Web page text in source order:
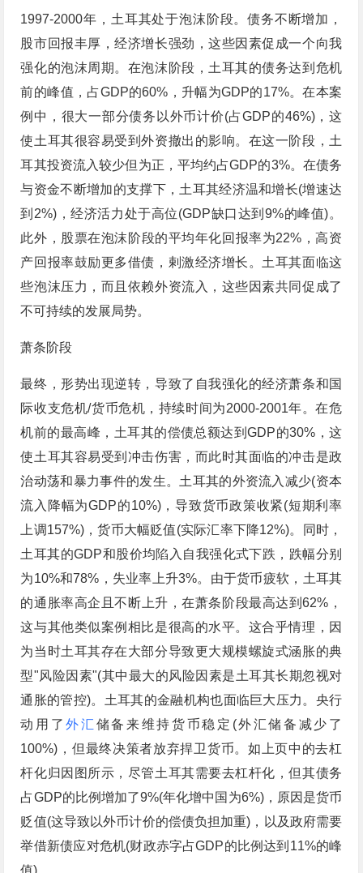
1997-2000年，土耳其处于泡沫阶段。债务不断增加，
股市回报丰厚，经济增长强劲，这些因素促成一个向我
强化的泡沫周期。在泡沫阶段，土耳其的债务达到危机
前的峰值，占GDP的60%，升幅为GDP的17%。在本案
例中，很大一部分债务以外币计价(占GDP的46%)，这
使土耳其很容易受到外资撤出的影响。在这一阶段，土
耳其投资流入较少但为正，平均约占GDP的3%。在债务
与资金不断增加的支撑下，土耳其经济温和增长(增速达
到2%)，经济活力处于高位(GDP缺口达到9%的峰值)。
此外，股票在泡沫阶段的平均年化回报率为22%，高资
产回报率鼓励更多借债，剌激经济增长。土耳其面临这
些泡沫压力，而且依赖外资流入，这些因素共同促成了
不可持续的发展局势。
萧条阶段
最终，形势出现逆转，导致了自我强化的经济萧条和国
际收支危机/货币危机，持续时间为2000-2001年。在危
机前的最高峰，土耳其的偿债总额达到GDP的30%，这
使土耳其容易受到冲击伤害，而此时其面临的冲击是政
治动荡和暴力事件的发生。土耳其的外资流入减少(资本
流入降幅为GDP的10%)，导致货币政策收紧(短期利率
上调157%)，货币大幅贬值(实际汇率下降12%)。同时，
土耳其的GDP和股价均陷入自我强化式下跌，跌幅分别
为10%和78%，失业率上升3%。由于货币疲软，土耳其
的通胀率高企且不断上升，在萧条阶段最高达到62%，
这与其他类似案例相比是很高的水平。这合乎情理，因
为当时土耳其存在大部分导致更大规模螺旋式涵胀的典
型"风险因素"(其中最大的风险因素是土耳其长期忽视对
通胀的管控)。土耳其的金融机构也面临巨大压力。央行
动用了外汇 储备来维持货币稳定(外汇储备减少了
100%)，但最终决策者放弃捍卫货币。如上页中的去杠
杆化归因图所示，尽管土耳其需要去杠杆化，但其债务
占GDP的比例增加了9%(年化增中国为6%)，原因是货币
贬值(这导致以外币计价的偿债负担加重)，以及政府需要
举借新债应对危机(财政赤字占GDP的比例达到11%的峰